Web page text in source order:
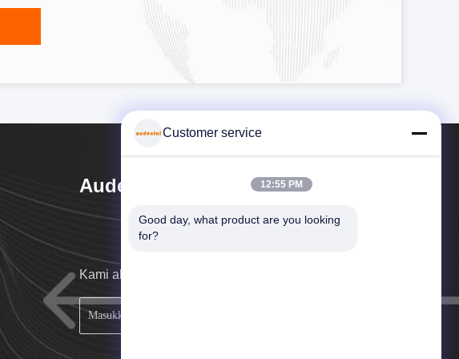
Audental Bio-Material Co., Ltd
Kami akan menghubungi Anda sesegera mungkin.
Customer service
12:55 PM
Good day, what product are you looking
for?